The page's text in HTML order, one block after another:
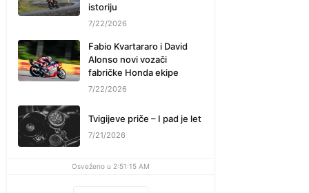
istoriju
7/22/2026
Fabio Kvartararo i David
Alonso novi vozači
fabričke Honda ekipe
7/22/2026
Tvigijeve priče – I pad je let
7/21/2026
Osveženo u 2:51:15 AM